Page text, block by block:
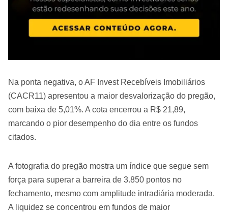
Na ponta negativa, o AF Invest Recebíveis Imobiliários
(CACR11) apresentou a maior desvalorização do pregão,
com baixa de 5,01%. A cota encerrou a R$ 21,89,
marcando o pior desempenho do dia entre os fundos
citados.
A fotografia do pregão mostra um índice que segue sem
força para superar a barreira de 3.850 pontos no
fechamento, mesmo com amplitude intradiária moderada.
A liquidez se concentrou em fundos de maior